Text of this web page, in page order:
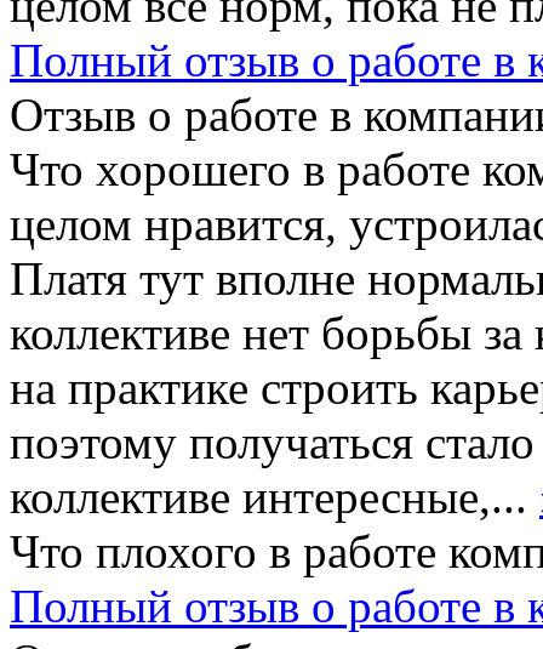
Полный отзыв о работе в
Отзыв о работе в
Что хорошего в работе
целом нравится,
Платя тут вполне
коллективе нет борьбы
на практике строить
поэтому получаться
коллективе интересные,...
Что плохого в работе
Полный отзыв о работе в